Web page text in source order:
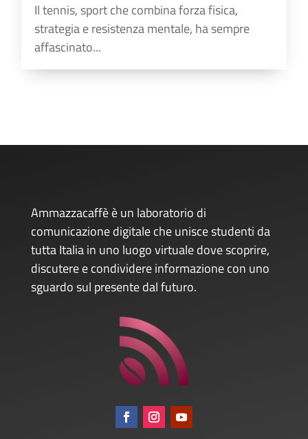
Il tennis, sport che combina forza fisica,
strategia e resistenza mentale, ha sempre
affascinato...
Ammazzacaffè è un laboratorio di
comunicazione digitale che unisce studenti da
tutta Italia in uno luogo virtuale dove scoprire,
discutere e condividere informazione con uno
sguardo sul presente dal futuro.